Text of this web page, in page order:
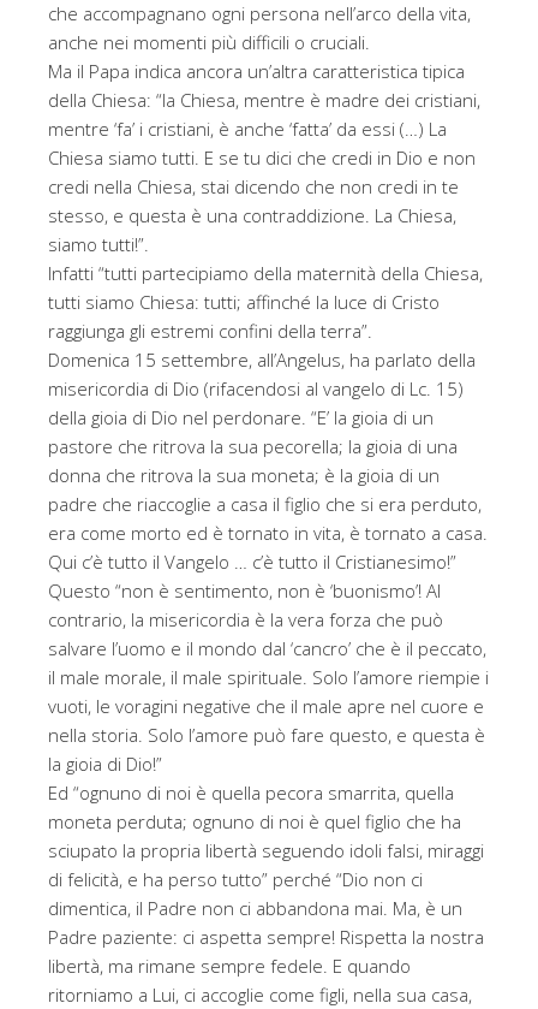
che accompagnano ogni persona nell’arco della vita,
anche nei momenti più difficili o cruciali.
Ma il Papa indica ancora un’altra caratteristica tipica
della Chiesa: “la Chiesa, mentre è madre dei cristiani,
mentre ‘fa’ i cristiani, è anche ‘fatta’ da essi (…) La
Chiesa siamo tutti. E se tu dici che credi in Dio e non
credi nella Chiesa, stai dicendo che non credi in te
stesso, e questa è una contraddizione. La Chiesa,
siamo tutti!”.
Infatti “tutti partecipiamo della maternità della Chiesa,
tutti siamo Chiesa: tutti; affinché la luce di Cristo
raggiunga gli estremi confini della terra”.
Domenica 15 settembre, all’Angelus, ha parlato della
misericordia di Dio (rifacendosi al vangelo di Lc. 15)
della gioia di Dio nel perdonare. “E’ la gioia di un
pastore che ritrova la sua pecorella; la gioia di una
donna che ritrova la sua moneta; è la gioia di un
padre che riaccoglie a casa il figlio che si era perduto,
era come morto ed è tornato in vita, è tornato a casa.
Qui c’è tutto il Vangelo … c’è tutto il Cristianesimo!”
Questo “non è sentimento, non è ‘buonismo’! Al
contrario, la misericordia è la vera forza che può
salvare l’uomo e il mondo dal ‘cancro’ che è il peccato,
il male morale, il male spirituale. Solo l’amore riempie i
vuoti, le voragini negative che il male apre nel cuore e
nella storia. Solo l’amore può fare questo, e questa è
la gioia di Dio!”
Ed “ognuno di noi è quella pecora smarrita, quella
moneta perduta; ognuno di noi è quel figlio che ha
sciupato la propria libertà seguendo idoli falsi, miraggi
di felicità, e ha perso tutto” perché “Dio non ci
dimentica, il Padre non ci abbandona mai. Ma, è un
Padre paziente: ci aspetta sempre! Rispetta la nostra
libertà, ma rimane sempre fedele. E quando
ritorniamo a Lui, ci accoglie come figli, nella sua casa,